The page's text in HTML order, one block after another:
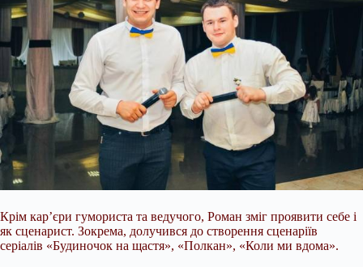
Крім кар’єри гумориста та ведучого, Роман зміг проявити себе і
як сценарист. Зокрема, долучився до створення сценаріїв
серіалів «Будиночок на щастя», «Полкан», «Коли ми вдома».